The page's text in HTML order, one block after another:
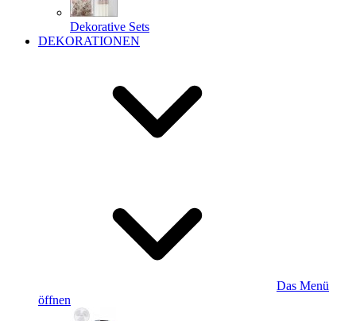
Dekorative Sets
DEKORATIONEN
Das Menü
öffnen